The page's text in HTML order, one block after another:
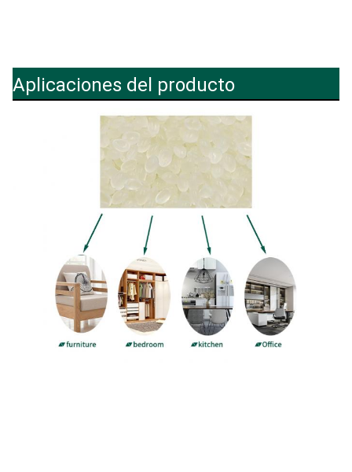
Aplicaciones del producto